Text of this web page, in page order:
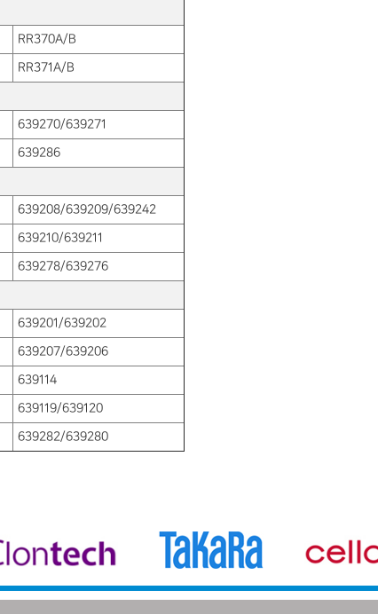
RR370A/B
RR371A/B
639270/639271
639286
639208/639209/639242
639210/639211
639278/639276
639201/639202
639207/639206
639114
639119/639120
639282/639280